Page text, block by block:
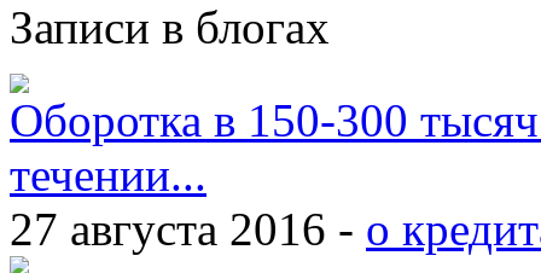
Записи в блогах
Оборотка в 150-300
течении...
27 августа 2016 - о